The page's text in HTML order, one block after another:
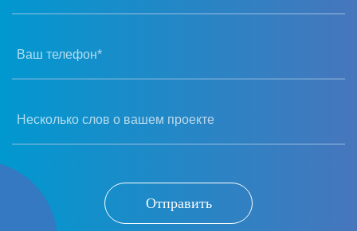
Ваш телефон*
Несколько слов о вашем проекте
Отправить